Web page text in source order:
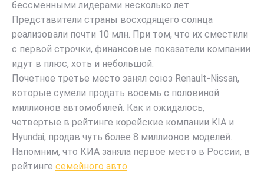
бессменными лидерами несколько лет.
Представители страны восходящего солнца
реализовали почти 10 млн. При том, что их сместили
с первой строчки, финансовые показатели компании
идут в плюс, хоть и небольшой.
Почетное третье место занял союз Renault-Nissan,
которые сумели продать восемь с половиной
миллионов автомобилей. Как и ожидалось,
четвертые в рейтинге корейские компании KIA и
Hyundai, продав чуть более 8 миллионов моделей.
Напомним, что КИА заняла первое место в России, в
рейтинге семейного авто.